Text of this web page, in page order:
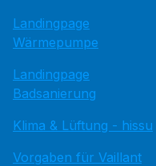
Landingpage
Wärmepumpe
Landingpage
Badsanierung
Klima & Lüftung - hissu
Vorgaben für Vaillant